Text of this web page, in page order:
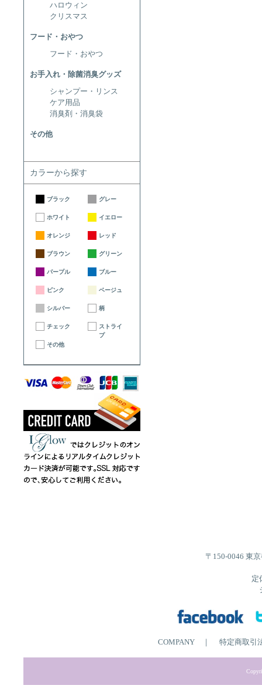
ハロウィン
クリスマス
フード・おやつ
フード・おやつ
お手入れ・除菌消臭グッズ
シャンプー・リンス
ケア用品
消臭剤・消臭袋
その他
カラーから探す
ブラック グレー
ホワイト イエロー
オレンジ レッド
ブラウン グリーン
パープル ブルー
ピンク ベージュ
シルバー 柄
チェック
ストライ
プ
その他
〒150-0046 東
定
COMPANY｜ 特定商取引